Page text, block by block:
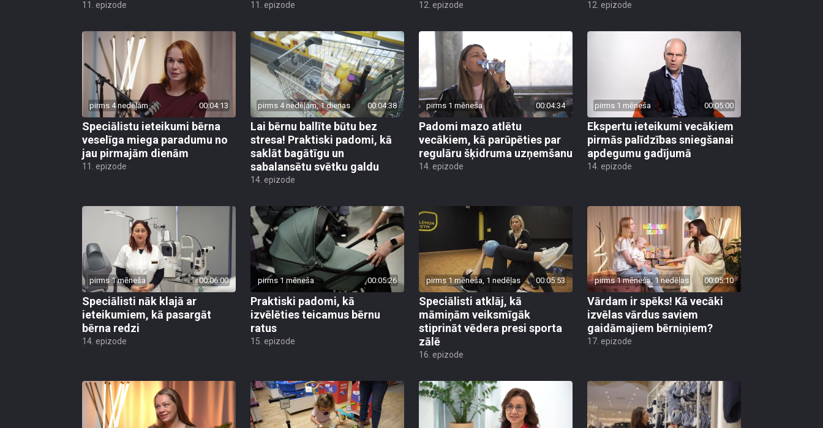
11. epizode 11. epizode 12. epizode 12. epizode
pirms 4 nedēļām 00:04:13
Speciālistu ieteikumi bērna
veselīga miega paradumu no
jau pirmajām dienām
11. epizode
pirms 4 nedēļām, 1 dienas 00:04:38
Lai bērnu ballīte būtu bez
stresa! Praktiski padomi, kā
saklāt bagātīgu un
sabalansētu svētku galdu
14. epizode
pirms 1 mēneša 00:04:34
Padomi mazo atlētu
vecākiem, kā parūpēties par
regulāru šķidruma uzņemšanu
14. epizode
pirms 1 mēneša 00:05:00
Ekspertu ieteikumi vecākiem
pirmās palīdzības sniegšanai
apdegumu gadījumā
14. epizode
pirms 1 mēneša 00:06:00
Speciālisti nāk klajā ar
ieteikumiem, kā pasargāt
bērna redzi
14. epizode
pirms 1 mēneša 00:05:26
Praktiski padomi, kā
izvēlēties teicamus bērnu
ratus
15. epizode
pirms 1 mēneša, 1 nedēļas 00:05:53
Speciālisti atklāj, kā
māmiņām veiksmīgāk
stiprināt vēdera presi sporta
zālē
16. epizode
pirms 1 mēneša, 1 nedēļas 00:05:10
Vārdam ir spēks! Kā vecāki
izvēlas vārdus saviem
gaidāmajiem bērniņiem?
17. epizode